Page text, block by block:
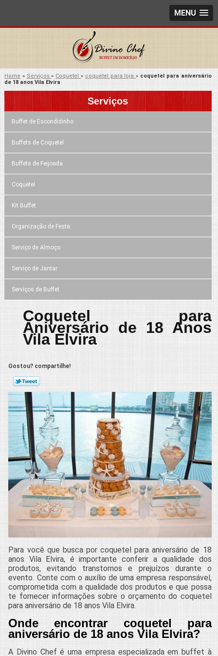
MENU
Home » Serviços» Coquetel» coquetel para loja» coquetel para aniversário
de 18 anos Vila Elvira
Serviços
Buffet de Escondidinho
Buffets de Coquetel
Buffets de Feijoada
Coquetel
Kit Buffet
Organização de Festa
Serviço de Almoço
Serviço de Jantar
Serviços de Buffet
Coquetel para
Aniversário de 18 Anos
Vila Elvira
Gostou? compartilhe!
Para você que busca por coquetel para aniversário de 18
anos Vila Elvira, é importante conferir a qualidade dos
produtos, evitando transtornos e prejuízos durante o
evento. Conte com o auxílio de uma empresa responsável,
comprometida com a qualidade dos produtos e que possa
te fornecer informações sobre o orçamento do coquetel
para aniversário de 18 anos Vila Elvira.
Onde encontrar coquetel para
aniversário de 18 anos Vila Elvira?
A Divino Chef é uma empresa especializada em buffet à